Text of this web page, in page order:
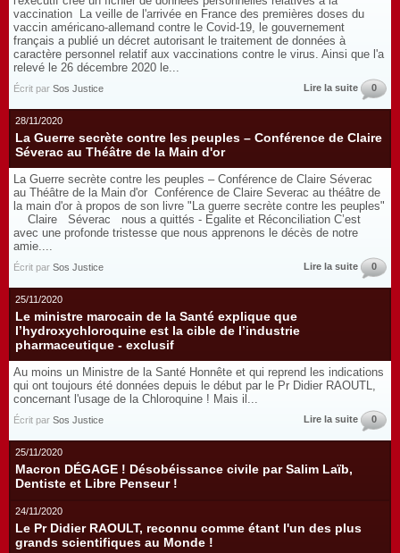
vaccination La veille de l'arrivée en France des premières doses du
vaccin américano-allemand contre le Covid-19, le gouvernement
français a publié un décret autorisant le traitement de données à
caractère personnel relatif aux vaccinations contre le virus. Ainsi que l'a
relevé le 26 décembre 2020 le...
Écrit par Sos Justice Lire la suite 0
28/11/2020
La Guerre secrète contre les peuples – Conférence de Claire
Séverac au Théâtre de la Main d'or
La Guerre secrète contre les peuples – Conférence de Claire Séverac
au Théâtre de la Main d'or Conférence de Claire Severac au théâtre de
la main d'or à propos de son livre "La guerre secrète contre les peuples"
Claire Séverac nous a quittés - Egalite et Réconciliation C’est
avec une profonde tristesse que nous apprenons le décès de notre
amie....
Écrit par Sos Justice Lire la suite 0
25/11/2020
Le ministre marocain de la Santé explique que
l’hydroxychloroquine est la cible de l’industrie
pharmaceutique - exclusif
Au moins un Ministre de la Santé Honnête et qui reprend les indications
qui ont toujours été données depuis le début par le Pr Didier RAOUTL,
concernant l'usage de la Chloroquine ! Mais il...
Écrit par Sos Justice Lire la suite 0
25/11/2020
Macron DÉGAGE ! Désobéissance civile par Salim Laïb,
Dentiste et Libre Penseur !
24/11/2020
Le Pr Didier RAOULT, reconnu comme étant l'un des plus
grands scientifiques au Monde !